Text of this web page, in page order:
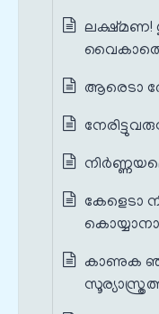
ലക്ഷ്മണ!
ആരെടാ
കേളെടാ
കാണുക